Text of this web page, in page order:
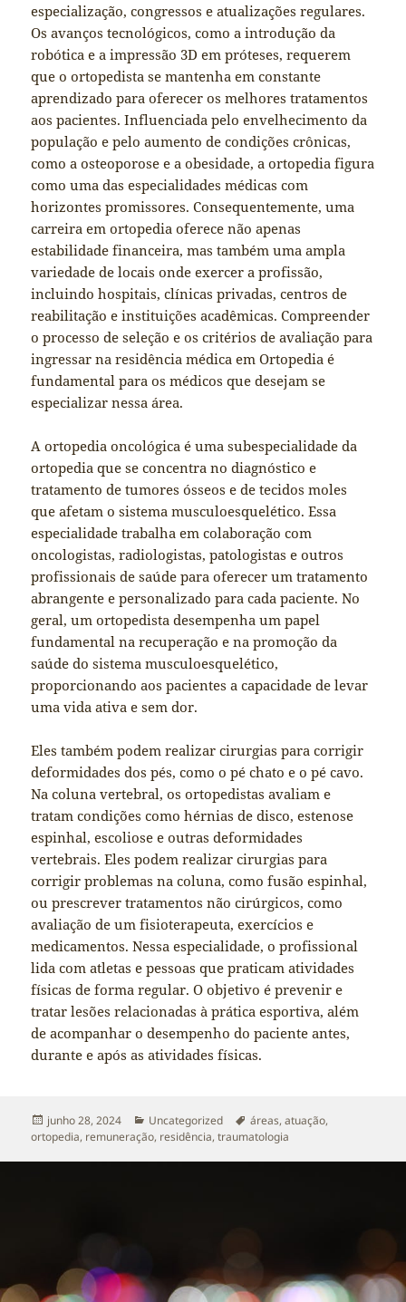
especialização, congressos e atualizações regulares.
Os avanços tecnológicos, como a introdução da
robótica e a impressão 3D em próteses, requerem
que o ortopedista se mantenha em constante
aprendizado para oferecer os melhores tratamentos
aos pacientes. Influenciada pelo envelhecimento da
população e pelo aumento de condições crônicas,
como a osteoporose e a obesidade, a ortopedia figura
como uma das especialidades médicas com
horizontes promissores. Consequentemente, uma
carreira em ortopedia oferece não apenas
estabilidade financeira, mas também uma ampla
variedade de locais onde exercer a profissão,
incluindo hospitais, clínicas privadas, centros de
reabilitação e instituições acadêmicas. Compreender
o processo de seleção e os critérios de avaliação para
ingressar na residência médica em Ortopedia é
fundamental para os médicos que desejam se
especializar nessa área.
A ortopedia oncológica é uma subespecialidade da
ortopedia que se concentra no diagnóstico e
tratamento de tumores ósseos e de tecidos moles
que afetam o sistema musculoesquelético. Essa
especialidade trabalha em colaboração com
oncologistas, radiologistas, patologistas e outros
profissionais de saúde para oferecer um tratamento
abrangente e personalizado para cada paciente. No
geral, um ortopedista desempenha um papel
fundamental na recuperação e na promoção da
saúde do sistema musculoesquelético,
proporcionando aos pacientes a capacidade de levar
uma vida ativa e sem dor.
Eles também podem realizar cirurgias para corrigir
deformidades dos pés, como o pé chato e o pé cavo.
Na coluna vertebral, os ortopedistas avaliam e
tratam condições como hérnias de disco, estenose
espinhal, escoliose e outras deformidades
vertebrais. Eles podem realizar cirurgias para
corrigir problemas na coluna, como fusão espinhal,
ou prescrever tratamentos não cirúrgicos, como
avaliação de um fisioterapeuta, exercícios e
medicamentos. Nessa especialidade, o profissional
lida com atletas e pessoas que praticam atividades
físicas de forma regular. O objetivo é prevenir e
tratar lesões relacionadas à prática esportiva, além
de acompanhar o desempenho do paciente antes,
durante e após as atividades físicas.
Publicado
em
junho 28, 2024 Categorias
Uncategorized Tags
áreas,atuação,
ortopedia, remuneração, residência,traumatologia